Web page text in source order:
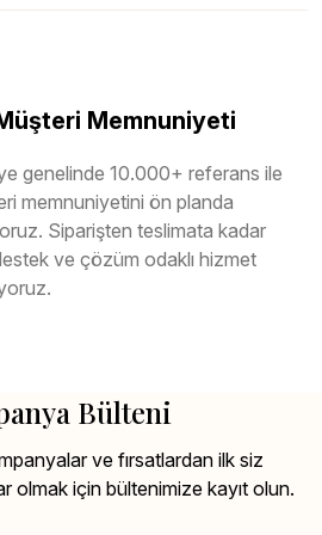
Memnuniyeti
genelinde 10.000+ referans ile
memnuniyetini ön planda
Siparişten teslimata kadar
ve çözüm odaklı hizmet
Bülteni
ve fırsatlardan ilk siz
olmak için bültenimize kayıt olun.